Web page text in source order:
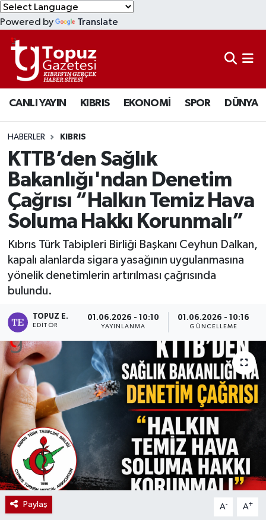
Powered by Translate
CANLI YAYIN KIBRIS EKONOMİ SPOR DÜNYA
HABERLER KIBRIS
KTTB’den Sağlık
Bakanlığı'ndan Denetim
Çağrısı “Halkın Temiz Hava
Soluma Hakkı Korunmalı”
Kıbrıs Türk Tabipleri Birliği Başkanı Ceyhun Dalkan,
kapalı alanlarda sigara yasağının uygulanmasına
yönelik denetimlerin artırılması çağrısında
bulundu.
TOPUZ E.
EDITÖR
01.06.2026 - 10:10
YAYINLANMA
01.06.2026 - 10:16
GÜNCELLEME
Paylaş A- A+
KIBRIS
DÜNYA
EKONOMİ
MAGAZİN
SAĞLIK
SPOR
TEKNOLOJİ
TÜRKİYE
Lefkoşa Nöbetçi Eczaneler
Lefkoşa Hava Durumu
Lefkoşa Trafik Yoğunluk Haritası
Süper Lig Puan Durumu ve Fikstür
Tüm Manşetler
Son Dakika Haberleri
Haber Arşivi